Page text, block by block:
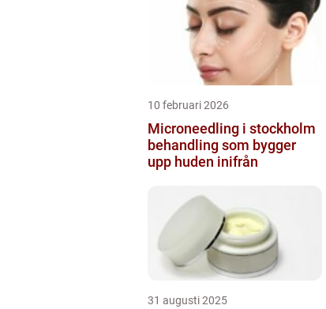
10 februari 2026
Microneedling i stockholm
behandling som bygger
upp huden inifrån
31 augusti 2025